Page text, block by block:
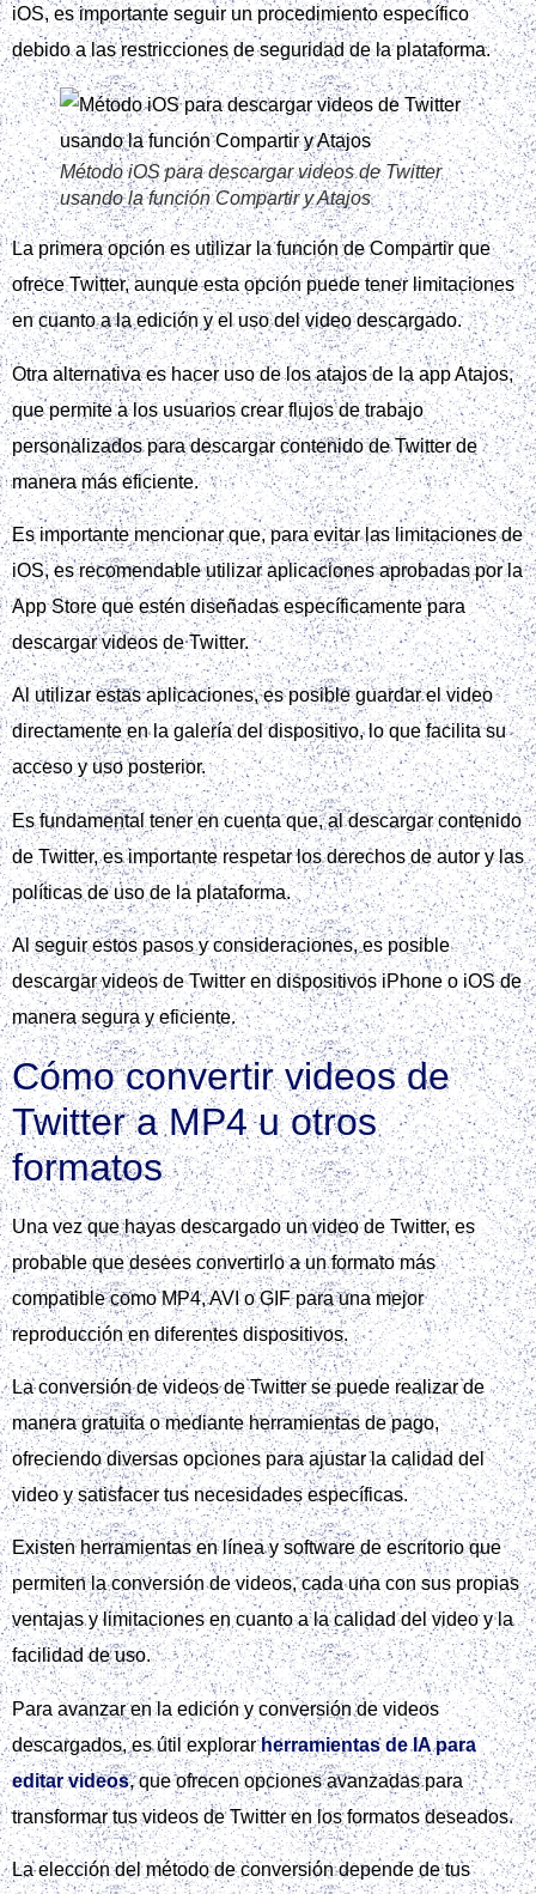
iOS, es importante seguir un procedimiento específico
debido a las restricciones de seguridad de la plataforma.
Método iOS para descargar videos de Twitter
usando la función Compartir y Atajos
La primera opción es utilizar la función de Compartir que
ofrece Twitter, aunque esta opción puede tener limitaciones
en cuanto a la edición y el uso del video descargado.
Otra alternativa es hacer uso de los atajos de la app Atajos,
que permite a los usuarios crear flujos de trabajo
personalizados para descargar contenido de Twitter de
manera más eficiente.
Es importante mencionar que, para evitar las limitaciones de
iOS, es recomendable utilizar aplicaciones aprobadas por la
App Store que estén diseñadas específicamente para
descargar videos de Twitter.
Al utilizar estas aplicaciones, es posible guardar el video
directamente en la galería del dispositivo, lo que facilita su
acceso y uso posterior.
Es fundamental tener en cuenta que, al descargar contenido
de Twitter, es importante respetar los derechos de autor y las
políticas de uso de la plataforma.
Al seguir estos pasos y consideraciones, es posible
descargar videos de Twitter en dispositivos iPhone o iOS de
manera segura y eficiente.
Cómo convertir videos de
Twitter a MP4 u otros
formatos
Una vez que hayas descargado un video de Twitter, es
probable que desees convertirlo a un formato más
compatible como MP4, AVI o GIF para una mejor
reproducción en diferentes dispositivos.
La conversión de videos de Twitter se puede realizar de
manera gratuita o mediante herramientas de pago,
ofreciendo diversas opciones para ajustar la calidad del
video y satisfacer tus necesidades específicas.
Existen herramientas en línea y software de escritorio que
permiten la conversión de videos, cada una con sus propias
ventajas y limitaciones en cuanto a la calidad del video y la
facilidad de uso.
Para avanzar en la edición y conversión de videos
descargados, es útil explorarherramientas de IA para
editar videos, que ofrecen opciones avanzadas para
transformar tus videos de Twitter en los formatos deseados.
La elección del método de conversión depende de tus